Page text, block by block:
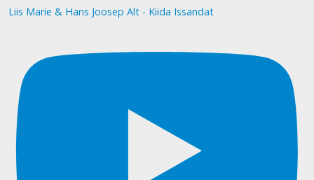
Liis Marie & Hans Joosep Alt - Kiida Issandat